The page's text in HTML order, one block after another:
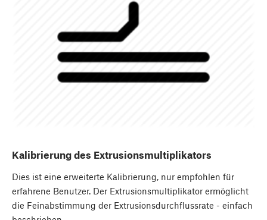
Kalibrierung des Extrusionsmultiplikators
Dies ist eine erweiterte Kalibrierung, nur empfohlen für
erfahrene Benutzer. Der Extrusionsmultiplikator ermöglicht
die Feinabstimmung der Extrusionsdurchflussrate - einfach